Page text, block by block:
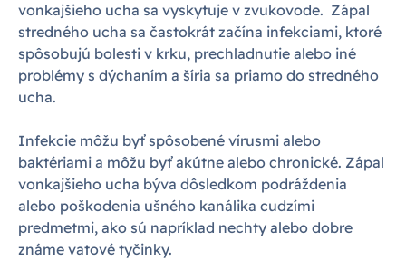
vonkajšieho ucha sa vyskytuje v zvukovode. Zápal
stredného ucha sa častokrát začína infekciami, ktoré
spôsobujú bolesti v krku, prechladnutie alebo iné
problémy s dýchaním a šíria sa priamo do stredného
ucha.
Infekcie môžu byť spôsobené vírusmi alebo
baktériami a môžu byť akútne alebo chronické. Zápal
vonkajšieho ucha býva dôsledkom podráždenia
alebo poškodenia ušného kanálika cudzími
predmetmi, ako sú napríklad nechty alebo dobre
známe vatové tyčinky.